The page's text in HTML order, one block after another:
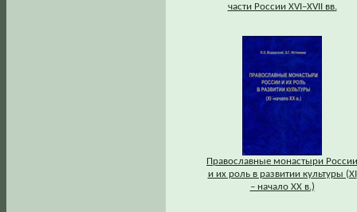
части России XVI–XVII вв.
Православные монастыри России
и их роль в развитии культуры (XI
– начало XX в.)